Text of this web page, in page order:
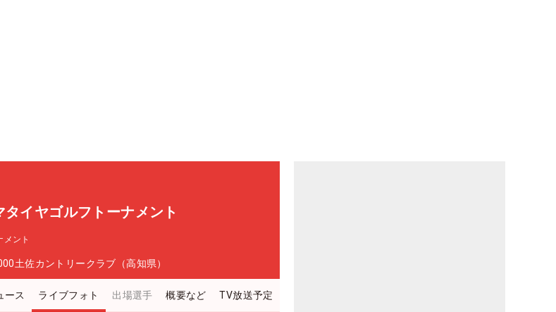
イヤゴルフトーナメント
ント
土佐カントリークラブ（高知県）
ース ライブフォト 出場選手 概要など TV放送予定